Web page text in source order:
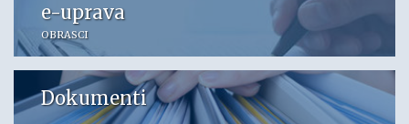
e-uprava
OBRASCI
Dokumenti